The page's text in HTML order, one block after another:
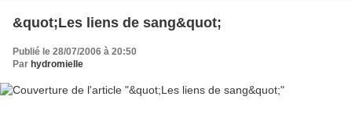
&quot;Les liens de sang&quot;
Publié le 28/07/2006 à 20:50
Par hydromielle